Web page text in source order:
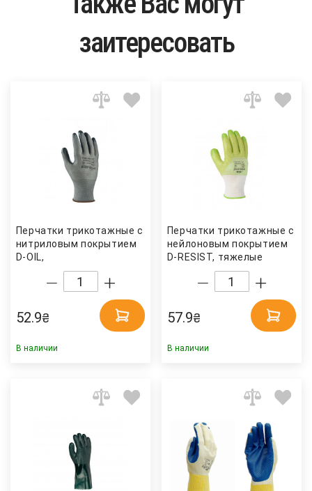
заитересовать
Перчатки трикотажные с
нитриловым покрытием
D-OIL,
маслобензостойкие,
размер 8 (M), серый
52.9₴
В наличии
Перчатки трикотажные с
нейлоновым покрытием
D-RESIST, тяжелые
роботы, размер 9 (L),
салат. (4552) Doloni
57.9₴
В наличии